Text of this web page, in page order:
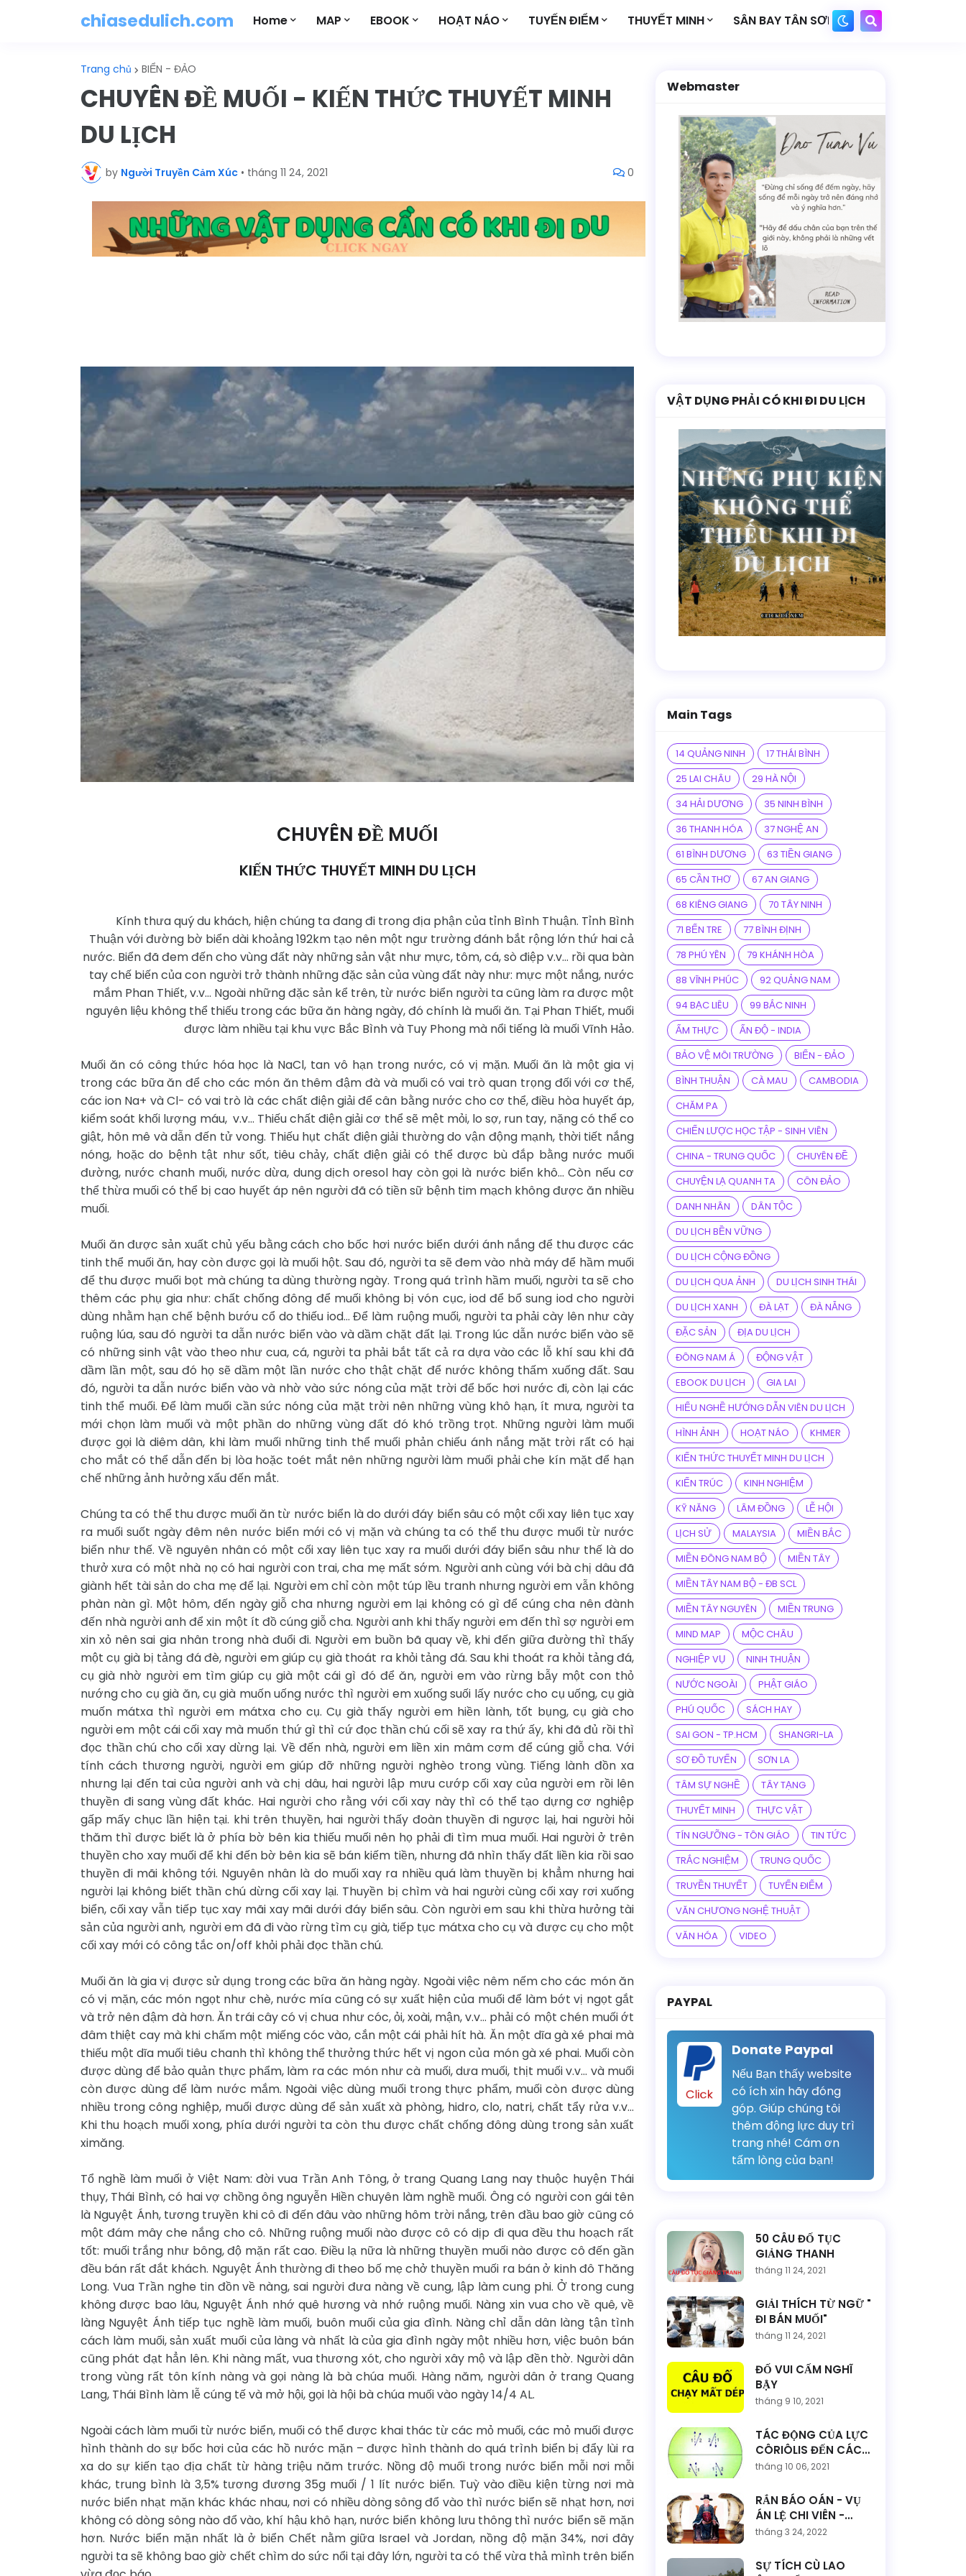
chiasedulich.com Home MAP EBOOK HOẠT NÁO TUYẾN ĐIỂM THUYẾT MINH SÂN BAY TÂN SƠN NHẤT
Trang chủ BIỂN - ĐẢO
CHUYÊN ĐỀ MUỐI - KIẾN THỨC THUYẾT MINH
DU LỊCH
by Người Truyền Cảm Xúc • tháng 11 24, 2021 0
CHUYÊN ĐỀ MUỐI
KIẾN THỨC THUYẾT MINH DU LỊCH
Kính thưa quý du khách, hiện chúng ta đang đi trong địa phận của tỉnh Bình Thuận. Tỉnh Bình
Thuận với đường bờ biển dài khoảng 192km tạo nên một ngư trường đánh bắt rộng lớn thứ hai cả
nước. Biển đã đem đến cho vùng đất này những sản vật như mực, tôm, cá, sò điệp v.v… rồi qua bàn
tay chế biến của con người trở thành những đặc sản của vùng đất này như: mực một nắng, nước
mắm Phan Thiết, v.v… Ngoài những đặc sản kể trên, từ nước biển người ta cũng làm ra được một
nguyên liệu không thể thiếu trong các bữa ăn hàng ngày, đó chính là muối ăn. Tại Phan Thiết, muối
được làm nhiều tại khu vực Bắc Bình và Tuy Phong mà nổi tiếng là muối Vĩnh Hảo.
Muối ăn có công thức hóa học là NaCl, tan vô hạn trong nước, có vị mặn. Muối ăn là một gia vị
trong các bữa ăn để cho các món ăn thêm đậm đà và muối có vai trò quan trọng đối với cơ thể,
các ion Na+ và Cl- có vai trò là các chất điện giải để cân bằng nước cho cơ thể, điều hòa huyết áp,
kiểm soát khối lượng máu, v.v... Thiếu chất điện giải cơ thể sẽ mệt mỏi, lo sợ, run tay, nặng có thể co
giật, hôn mê và dẫn đến tử vong. Thiếu hụt chất điện giải thường do vận động mạnh, thời tiết nắng
nóng, hoặc do bệnh tật như sốt, tiêu chảy, chất điện giải có thể được bù đắp bằng nước muối
đường, nước chanh muối, nước dừa, dung dịch oresol hay còn gọi là nước biển khô… Còn nếu cơ
thể thừa muối có thể bị cao huyết áp nên người đã có tiền sữ bệnh tim mạch không được ăn nhiều
muối.
Muối ăn được sản xuất chủ yếu bằng cách cho bốc hơi nước biển dưới ánh nắng để thu được các
tinh thể muối ăn, hay còn được gọi là muối hột. Sau đó, người ta sẽ đem vào nhà máy để hầm muối
để thu được muối bọt mà chúng ta dùng thường ngày. Trong quá trình hầm muối, người ta sẽ cho
thêm các phụ gia như: chất chống đông để muối không bị vón cục, iod để bổ sung iod cho người
dùng nhằm hạn chế bệnh bướu cổ do thiếu iod… Để làm ruộng muối, người ta phải cày lên như cày
ruộng lúa, sau đó người ta dẫn nước biển vào và dầm chặt đất lại. Trong lúc dẫn nước biển vào sẽ
có những sinh vật vào theo như cua, cá, người ta phải bắt tất cả ra dựa vào các lỗ khí sau khi đã
dầm lần một, sau đó họ sẽ dầm một lần nước cho thật chặt để nước không thấm xuống đất. Sau
đó, người ta dẫn nước biển vào và nhờ vào sức nóng của mặt trời để bốc hơi nước đi, còn lại các
tinh thể muối. Để làm muối cần sức nóng của mặt trời nên những vùng khô hạn, ít mưa, người ta
mới chọn làm muối và một phần do những vùng đất đó khó trồng trọt. Những người làm muối
được gọi là diêm dân, khi làm muối những tinh thể muối phản chiếu ánh nắng mặt trời rất có hại
cho mắt có thể dẫn đến bị lòa hoặc toét mắt nên những người làm muối phải che kín mặt để hạn
chế những ảnh hưởng xấu đến mắt.
Chúng ta có thể thu được muối ăn từ nước biển là do dưới đáy biển sâu có một cối xay liên tục xay
ra muối suốt ngày đêm nên nước biển mới có vị mặn và chúng ta có thể thu được muối từ nước
biển như thế. Về nguyên nhân có một cối xay liên tục xay ra muối dưới đáy biển sâu như thế là do
thưở xưa có một nhà nọ có hai người con trai, cha mẹ mất sớm. Người anh cùng với bà chị dâu đã
giành hết tài sản do cha mẹ để lại. Người em chỉ còn một túp lều tranh nhưng người em vẫn không
phàn nàn gì. Một hôm, đến ngày giỗ cha nhưng người em lại không có gì để cúng cha nên đành
đến nhà người anh để xin một ít đồ cúng giỗ cha. Người anh khi thấy người em đến thì sợ người em
xin xỏ nên sai gia nhân trong nhà đuổi đi. Người em buồn bã quay về, khi đến giữa đường thì thấy
một cụ già bị tảng đá đè, người em giúp cụ già thoát ra khỏi tảng đá. Sau khi thoát ra khỏi tảng đá,
cụ già nhờ người em tìm giúp cụ già một cái gì đó để ăn, người em vào rừng bẫy một con thỏ
nướng cho cụ già ăn, cụ già muốn uống nước thì người em xuống suối lấy nước cho cụ uống, cụ già
muốn mátxa thì người em mátxa cho cụ. Cụ già thấy người em hiền lành, tốt bụng, cụ già cho
người em một cái cối xay mà muốn thứ gì thì cứ đọc thần chú cối sẽ xay ra thứ ấy, khi đã đủ rồi thì
đọc thần chú cho cối xay dừng lại. Về đến nhà, người em liền xin mâm cơm để cúng giỗ cha. Với
tính cách thương người, người em giúp đỡ những người nghèo trong vùng. Tiếng lành đồn xa
nhưng lại đến tai của người anh và chị dâu, hai người lập mưu cướp cối xay của người em rồi lên
thuyền đi sang vùng đất khác. Hai người cho rằng với cối xay này thì có thể tạo dựng cơ nghiệp
gấp mấy chục lần hiện tại. khi trên thuyền, hai người thấy đoàn thuyền đi ngược lại, hai người hỏi
thăm thì được biết là ở phía bờ bên kia thiếu muối nên họ phải đi tìm mua muối. Hai người ở trên
thuyền cho xay muối để khi đến bờ bên kia sẽ bán kiếm tiền, nhưng đã nhìn thấy đất liền kia rồi sao
thuyền đi mãi không tới. Nguyên nhân là do muối xay ra nhiều quá làm thuyền bị khẳm nhưng hai
người lại không biết thần chú dừng cối xay lại. Thuyền bị chìm và hai người cùng cối xay rơi xuống
biển, cối xay vẫn tiếp tục xay mãi xay mãi dưới đáy biển sâu. Còn người em sau khi thừa hưởng tài
sản của người anh, người em đã đi vào rừng tìm cụ già, tiếp tục mátxa cho cụ và được cụ cho một
cối xay mới có công tắc on/off khỏi phải đọc thần chú.
Muối ăn là gia vị được sử dụng trong các bữa ăn hàng ngày. Ngoài việc nêm nếm cho các món ăn
có vị mặn, các món ngọt như chè, nước mía cũng có sự xuất hiện của muối để làm bớt vị ngọt gắt
và trở nên đậm đà hơn. Ăn trái cây có vị chua như cóc, ỏi, xoài, mận, v.v… phải có một chén muối ớt
đâm thiệt cay mà khi chấm một miếng cóc vào, cắn một cái phải hít hà. Ăn một dĩa gà xé phai mà
thiếu một dĩa muối tiêu chanh thì không thể thưởng thức hết vị ngon của món gà xé phai. Muối còn
được dùng để bảo quản thực phẩm, làm ra các món như cà muối, dưa muối, thịt muối v.v… và muối
còn được dùng để làm nước mắm. Ngoài việc dùng muối trong thực phẩm, muối còn được dùng
nhiều trong công nghiệp, muối được dùng để sản xuất xà phòng, hidro, clo, natri, chất tẩy rửa v.v…
Khi thu hoạch muối xong, phía dưới người ta còn thu được chất chống đông dùng trong sản xuất
ximăng.
Tổ nghề làm muối ở Việt Nam: đời vua Trần Anh Tông, ở trang Quang Lang nay thuộc huyện Thái
thụy, Thái Bình, có hai vợ chồng ông nguyễn Hiền chuyên làm nghề muối. Ông có người con gái tên
là Nguyệt Ánh, tương truyền khi cô đi đến đâu vào những hôm trời nắng, trên đầu bao giờ cũng có
một đám mây che nắng cho cô. Những ruộng muối nào được cô có dịp đi qua đều thu hoạch rất
tốt: muối trắng như bông, độ mặn rất cao. Điều lạ nữa là những thuyền muối nào được cô đến gần
đều bán rất đắt khách. Nguyệt Ánh thường đi theo bố mẹ chở thuyền muối ra bán ở kinh đô Thăng
Long. Vua Trần nghe tin đồn về nàng, sai người đưa nàng về cung, lập làm cung phi. Ở trong cung
không được bao lâu, Nguyệt Ánh nhớ quê hương và nhớ ruộng muối. Nàng xin vua cho về quê, về
làng Nguyệt Ánh tiếp tục nghề làm muối, buôn muối của gia đình. Nàng chỉ dẫn dân làng tận tình
cách làm muối, sản xuất muối của làng và nhất là của gia đình ngày một nhiều hơn, việc buôn bán
cũng phát đạt hẳn lên. Khi nàng mất, vua thương xót, cho người xây mộ và lập đền thờ. Người dân
trong vùng rất tôn kính nàng và gọi nàng là bà chúa muối. Hàng năm, người dân ở trang Quang
Lang, Thái Bình làm lễ cúng tế và mở hội, gọi là hội bà chúa muối vào ngày 14/4 AL.
Ngoài cách làm muối từ nước biển, muối có thể được khai thác từ các mỏ muối, các mỏ muối được
hình thành do sự bốc hơi của các hồ nước mặn – được hình thành do quá trình biển bị đẩy lùi ra
xa do sự kiến tạo địa chất từ hàng triệu năm trước. Nồng độ muối trong nước biển mỗi nơi mỗi
khác, trung bình là 3,5% tương đương 35g muối / 1 lít nước biển. Tuỳ vào điều kiện từng nơi mà
nước biển nhạt mặn khác khác nhau, nơi có nhiều dòng sông đổ vào thì nước biển sẽ nhạt hơn, nơi
không có dòng sông nào đổ vào, khí hậu khô hạn, nước biển không lưu thông thì nước biển sẽ mặn
hơn. Nước biển mặn nhất là ở biển Chết nằm giữa Israel và Jordan, nồng độ mặn 34%, nơi đây
người ta sẽ không bao giờ chết chìm do sức nổi tại đây lớn, người ta có thể vừa thả mình trên biển
Webmaster
VẬT DỤNG PHẢI CÓ KHI ĐI DU LỊCH
Main Tags
14 QUẢNG NINH
17 THÁI BÌNH
25 LAI CHÂU
29 HÀ NỘI
34 HẢI DƯƠNG
35 NINH BÌNH
36 THANH HÓA
37 NGHỆ AN
61 BÌNH DƯƠNG
63 TIỀN GIANG
65 CẦN THƠ
67 AN GIANG
68 KIÊNG GIANG
70 TÂY NINH
71 BẾN TRE
77 BÌNH ĐỊNH
78 PHÚ YÊN
79 KHÁNH HÒA
88 VĨNH PHÚC
92 QUẢNG NAM
94 BẠC LIÊU
99 BẮC NINH
ẨM THỰC
ẤN ĐỘ - INDIA
BẢO VỆ MÔI TRƯỜNG
BIỂN - ĐẢO
BÌNH THUẬN
CÀ MAU
CAMBODIA
CHĂM PA
CHIẾN LƯỢC HỌC TẬP - SINH VIÊN
CHINA - TRUNG QUỐC
CHUYÊN ĐỀ
CHUYỆN LẠ QUANH TA
CÔN ĐẢO
DANH NHÂN
DÂN TỘC
DU LỊCH BỀN VỮNG
DU LỊCH CỘNG ĐỒNG
DU LỊCH QUA ẢNH
DU LỊCH SINH THÁI
DU LỊCH XANH
ĐÀ LẠT
ĐÀ NẴNG
ĐẶC SẢN
ĐỊA DU LỊCH
ĐÔNG NAM Á
ĐỘNG VẬT
EBOOK DU LỊCH
GIA LAI
HIỂU NGHỀ HƯỚNG DẪN VIÊN DU LỊCH
HÌNH ẢNH
HOẠT NÁO
KHMER
KIẾN THỨC THUYẾT MINH DU LỊCH
KIẾN TRÚC
KINH NGHIỆM
KỸ NĂNG
LÂM ĐỒNG
LỄ HỘI
LỊCH SỬ
MALAYSIA
MIỀN BẮC
MIỀN ĐÔNG NAM BỘ
MIỀN TÂY
MIỀN TÂY NAM BỘ - ĐB SCL
MIỀN TÂY NGUYÊN
MIỀN TRUNG
MIND MAP
MỘC CHÂU
NGHIỆP VỤ
NINH THUẬN
NƯỚC NGOÀI
PHẬT GIÁO
PHÚ QUỐC
SÁCH HAY
SAI GON - TP.HCM
SHANGRI-LA
SƠ ĐỒ TUYẾN
SƠN LA
TÂM SỰ NGHỀ
TÂY TẠNG
THUYẾT MINH
THỰC VẬT
TÍN NGƯỠNG - TÔN GIÁO
TIN TỨC
TRẮC NGHIỆM
TRUNG QUỐC
TRUYỀN THUYẾT
TUYẾN ĐIỂM
VĂN CHƯƠNG NGHỆ THUẬT
VĂN HÓA
VIDEO
PAYPAL
Click
Donate Paypal
Nếu Bạn thấy website
có ích xin hãy đóng
góp. Giúp chúng tôi
thêm động lực duy trì
trang nhé! Cám ơn
tấm lòng của bạn!
50 CÂU ĐỐ TỤC
GIẢNG THANH
tháng 11 24, 2021
GIẢI THÍCH TỪ NGỮ "
ĐI BÁN MUỐI"
tháng 11 24, 2021
ĐỐ VUI CẤM NGHĨ
BẬY
tháng 9 10, 2021
TÁC ĐỘNG CỦA LỰC
CÔRIÔLIS ĐẾN CÁC
DÒNG BIỂN VÀ HOÀN
tháng 10 06, 2021
RẮN BÁO OÁN - VỤ
ÁN LỆ CHI VIÊN -
NGUYỄN TRÃI - SỰ
THUYẾT
tháng 3 24, 2022
SỰ TÍCH CÙ LAO